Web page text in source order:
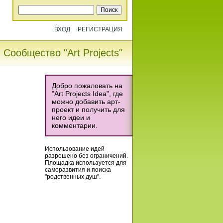
ВХОД РЕГИСТРАЦИЯ
Сообщество "Art Projects"
Добро пожаловать на
"Art Projects Idea", где
можно добавить арт-
проект и получить для
него идеи и
комментарии.
Использование идей
разрешено без ограничений.
Площадка используется для
саморазвития и поиска
"родственных душ".